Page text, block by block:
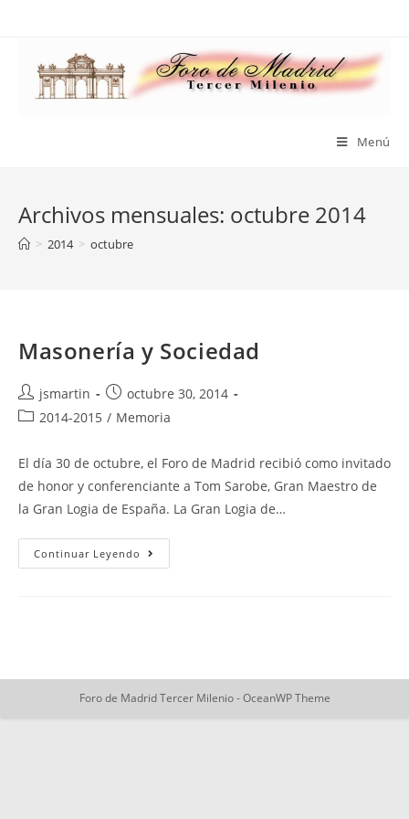
Menú
Archivos mensuales: octubre 2014
> 2014 > octubre
Masonería y Sociedad
Autor
de
jsmartin
Publicación
de
octubre 30, 2014
Categoría
la
entrada:
2014-2015 / Memoria
El día 30 de octubre, el Foro de Madrid recibió como invitado
de honor y conferenciante a Tom Sarobe, Gran Maestro de
la Gran Logia de España. La Gran Logia de…
Continuar Leyendo Masonería
Y
Foro de Madrid Tercer Milenio - OceanWP Theme